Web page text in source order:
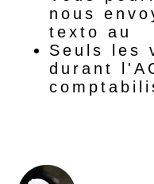
nous
texto au
Seuls les
durant